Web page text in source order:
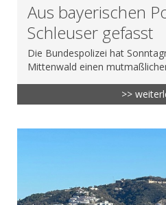
Aus bayerischen
Schleuser gefasst
Die Bundespolizei hat
Mittenwald einen
>>